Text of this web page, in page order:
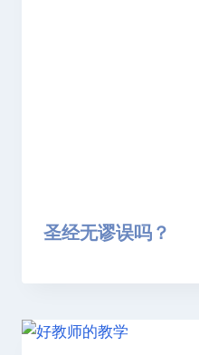
圣经无谬误吗？